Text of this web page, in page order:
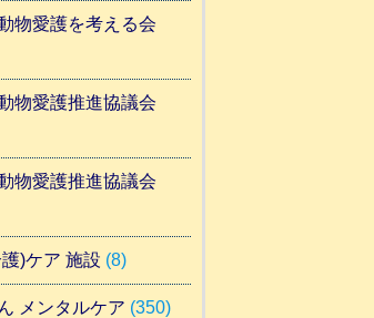
物愛護を考える会
物愛護推進協議会
物愛護推進協議会
)ケア 施設 (8)
メンタルケア (350)